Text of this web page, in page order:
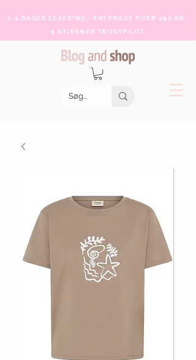
1-2 DAGES LEVERING - FRI FRAGT OVER 499 KR.
5 STJERNER TRUSTPILOT